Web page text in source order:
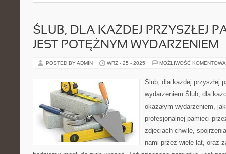
ŚLUB, DLA KAŻDEJ PRZYSZŁEJ
JEST POTĘŻNYM WYDARZENIEM
POSTED BY ADMIN WRZ - 25 - 2025 MOŻLIWOŚĆ
Ślub, dla każdej przyszłej
wydarzeniem Ślub, dla
okazałym wydarzeniem,
profesjonalnej pamięci
zdjęciach chwile,
nami przez wiele lat, oraz